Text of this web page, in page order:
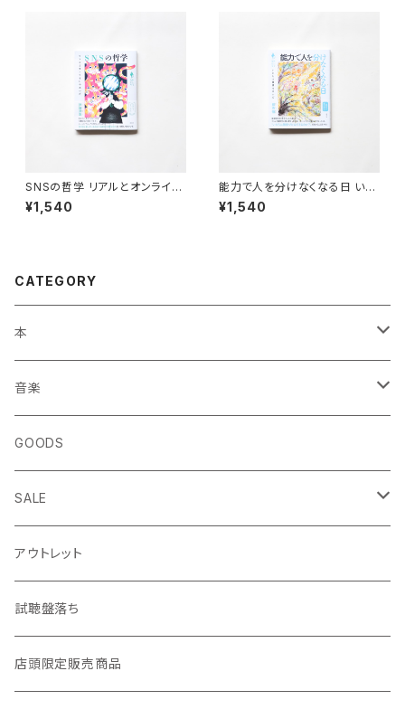
SNSの哲学 リアルとオンライン
のあいだ / 戸谷洋志
¥1,540
能力で人を分けなくなる日 いの
ちと価値のあいだ / 最首悟
¥1,540
CATEGORY
本
エッセイ・日記
生き方
短歌・詩集
ZINE・リトルプレス
趣味・暮らし
音楽・映画・芸術
音楽
◎ NEWFOLK特集
◎ シンガーソングライター特集
CD
LP（レコード）
TAPE（カセットテープ）
GOODS
SALE
LP
CD・TAPE・7インチ
アウトレット
試聴盤落ち
店頭限定販売商品